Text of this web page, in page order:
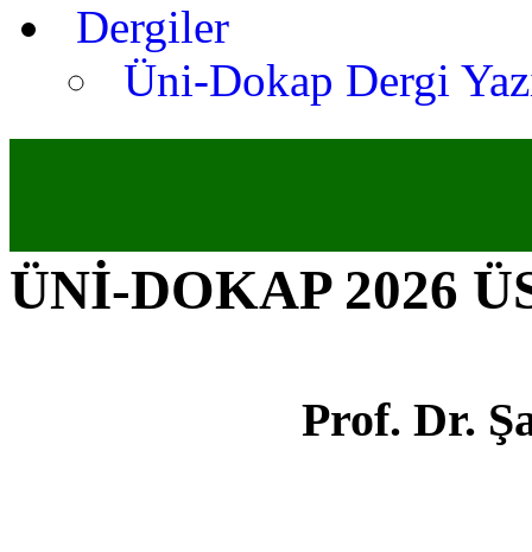
Dergiler
Üni-Dokap Dergi
ÜNİ-DOKAP 2026
Prof. Dr.